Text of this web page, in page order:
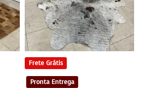
Frete Grátis
Pronta Entrega